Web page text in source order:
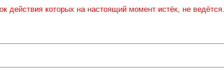
действия которых на настоящий момент истёк, не ведётся.